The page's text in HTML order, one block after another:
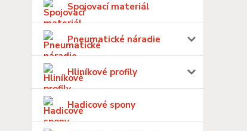
Spojovací materiál
Pneumatické náradie
Hliníkové profily
Hadicové spony